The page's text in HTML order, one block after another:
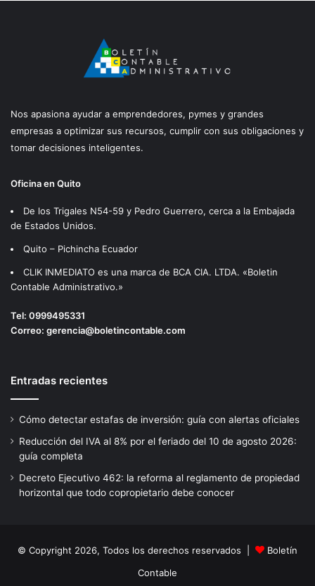
Nos apasiona ayudar a emprendedores, pymes y grandes
empresas a optimizar sus recursos, cumplir con sus obligaciones y
tomar decisiones inteligentes.
Oficina en Quito
De los Trigales N54-59 y Pedro Guerrero, cerca a la Embajada
de Estados Unidos.
Quito – Pichincha Ecuador
CLIK INMEDIATO es una marca de BCA CIA. LTDA. «Boletin
Contable Administrativo.»
Tel: 0999495331
Correo: gerencia@boletincontable.com
Entradas recientes
Cómo detectar estafas de inversión: guía con alertas oficiales
Reducción del IVA al 8% por el feriado del 10 de agosto 2026:
guía completa
Decreto Ejecutivo 462: la reforma al reglamento de propiedad
horizontal que todo copropietario debe conocer
© Copyright 2026, Todos los derechos reservados |
Boletín
Contable